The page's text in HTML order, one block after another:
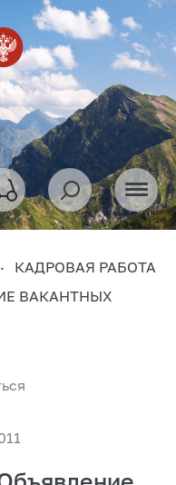
КАДРОВАЯ РАБОТА
ВАКАНТНЫХ